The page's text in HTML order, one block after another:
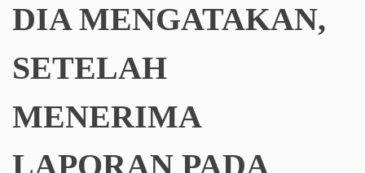
DIA MENGATAKAN,
SETELAH
MENERIMA
LAPORAN PADA